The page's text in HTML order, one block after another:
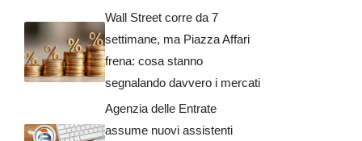
Wall Street corre da 7
settimane, ma Piazza Affari
frena: cosa stanno
segnalando davvero i mercati
Agenzia delle Entrate
assume nuovi assistenti